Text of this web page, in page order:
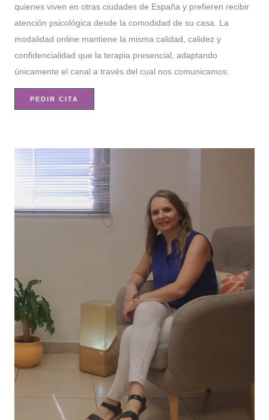
quienes viven en otras ciudades de España y prefieren recibir
atención psicológica desde la comodidad de su casa. La
modalidad online mantiene la misma calidad, calidez y
confidencialidad que la terapia presencial, adaptando
únicamente el canal a través del cual nos comunicamos.
PEDIR CITA